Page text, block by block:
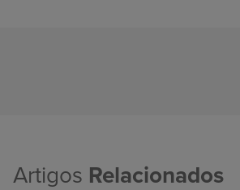
Artigos Relacionados